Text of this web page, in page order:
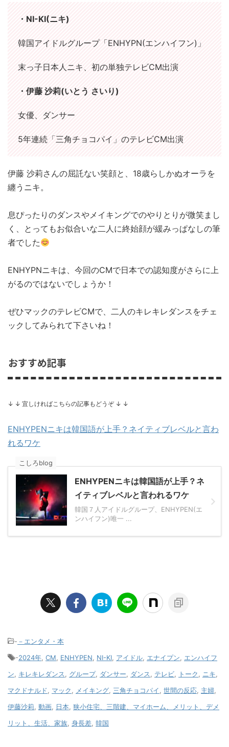
・NI-KI(ニキ)
韓国アイドルグループ「ENHYPN(エンハイフン)」
末っ子日本人ニキ、初の単独テレビCM出演
・伊藤 沙莉(いとう さいり)
女優、ダンサー
5年連続「三角チョコパイ」のテレビCM出演
伊藤 沙莉さんの屈託ない笑顔と、18歳らしかぬオーラを
纏うニキ。
息ぴったりのダンスやメイキングでのやりとりが微笑まし
く、とってもお似合いな二人に終始顔が緩みっぱなしの筆
者でした
ENHYPNニキは、今回のCMで日本での認知度がさらに上
がるのではないでしょうか！
ぜひマックのテレビCMで、二人のキレキレダンスをチェ
ックしてみられて下さいね！
おすすめ記事
↓ ↓ 宜しければこちらの記事もどうぞ ↓ ↓
ENHYPENニキは韓国語が上手？ネイティブレベルと言わ
れるワケ
ENHYPENニキは韓国語が上手？ネ
イティブレベルと言われるワケ
韓国７人アイドルグループ、ENHYPEN(エ
ンハイフン)唯一 ...
こしろblog
- －エンタメ・本
-2024年 CM ENHYPEN NI-KI アイドル エナイプン
エンハイフ
ン
キレキレダンス グループ, ダンサー ダンス テレビ トーク ニキ
マクドナルド
マック メイキング 三角チョコパイ 世間の反応 主婦
伊藤沙莉 動画 日本 狭小住宅、三階建、マイホーム、メリット、デメ
リット、生活、家族 身長差 韓国